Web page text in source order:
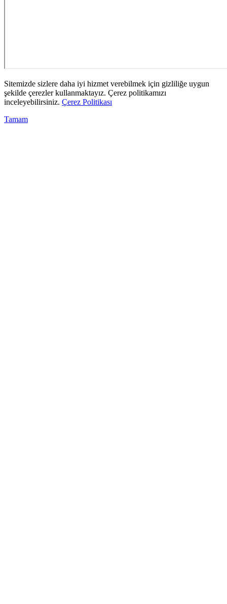
Sitemizde sizlere daha iyi hizmet verebilmek için gizliliğe uygun
şekilde çerezler kullanmaktayız. Çerez politikamızı
inceleyebilirsiniz. Çerez Politikası
Tamam